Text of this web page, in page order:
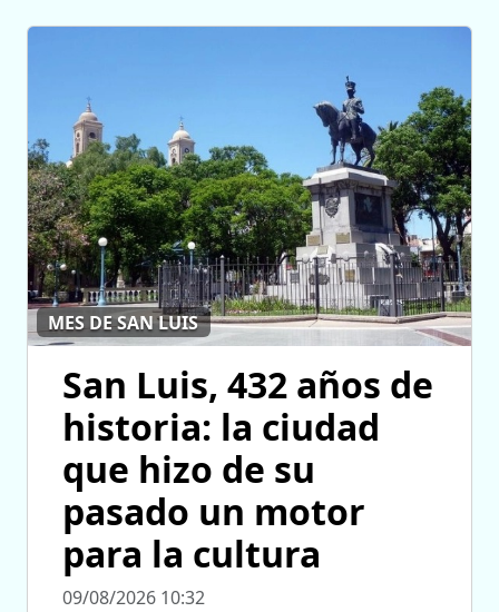
MES DE SAN LUIS
San Luis, 432 años de
historia: la ciudad
que hizo de su
pasado un motor
para la cultura
09/08/2026 10:32